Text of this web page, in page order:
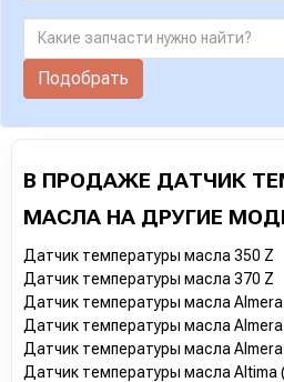
Подобрать
В ПРОДАЖЕ ДАТЧИК
МАСЛА НА ДРУГИЕ
Датчик температуры масла 350 Z
Датчик температуры масла 370 Z
Датчик температуры масла Almera
Датчик температуры масла
Датчик температуры масла
Датчик температуры масла Altima